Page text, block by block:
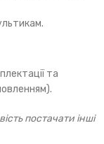
та
постачати інші